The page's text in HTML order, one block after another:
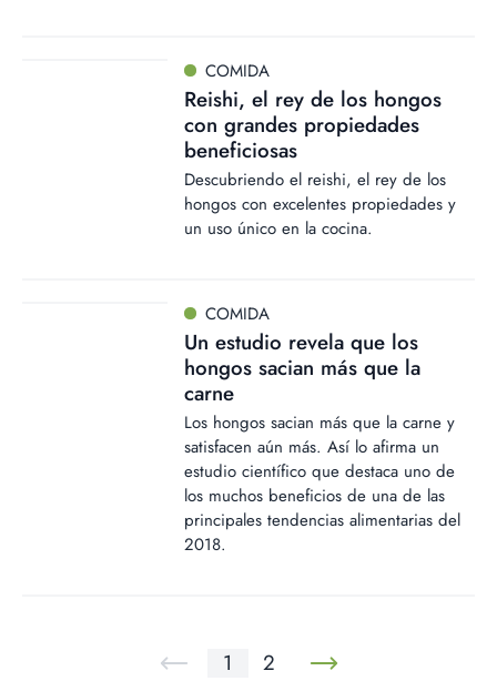
COMIDA
Reishi, el rey de los hongos
con grandes propiedades
beneficiosas
Descubriendo el reishi, el rey de los
hongos con excelentes propiedades y
un uso único en la cocina.
COMIDA
Un estudio revela que los
hongos sacian más que la
carne
Los hongos sacian más que la carne y
satisfacen aún más. Así lo afirma un
estudio científico que destaca uno de
los muchos beneficios de una de las
principales tendencias alimentarias del
2018.
1 2